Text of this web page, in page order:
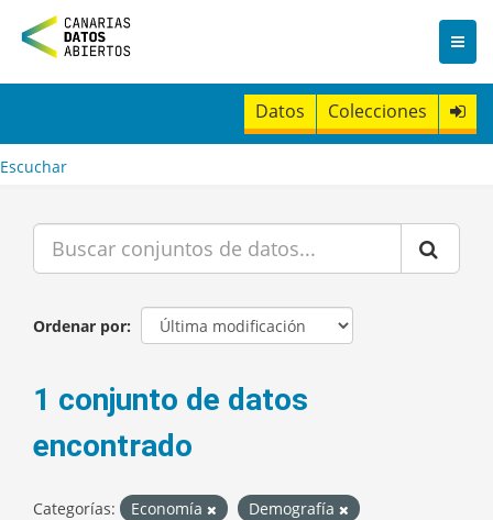
n
t
Datos Colecciones
Escuchar
Ordenar por
1 conjunto de datos
encontrado
Categorías: Economía
Demografía